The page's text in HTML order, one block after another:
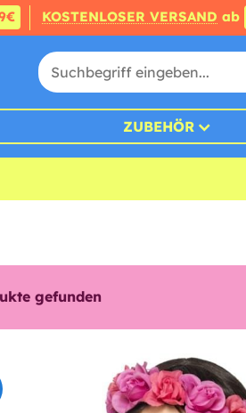
KOSTENLOSER VERSAND ab
ZUBEHÖR
gefunden